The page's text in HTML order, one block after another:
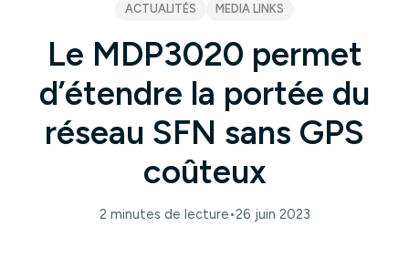
Le MDP3020 permet
d’étendre la portée du
réseau SFN sans GPS
coûteux
ACTUALITÉS MEDIA LINKS
2 minutes de lecture•26 juin 2023